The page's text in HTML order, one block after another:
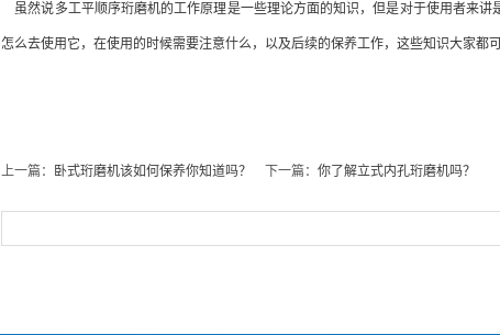
虽然说多工平顺序珩磨机的工作原理是一些理论方面的知识，但是对于使用者来
怎么去使用它，在使用的时候需要注意什么，以及后续的保养工作，这些知识大家都
上一篇： 卧式珩磨机该如何保养你知道吗？ 下一篇： 你了解立式内孔珩磨机吗？